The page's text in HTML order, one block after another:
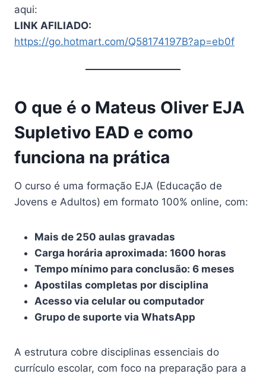
aqui:
LINK AFILIADO:
https://go.hotmart.com/Q58174197B?ap=eb0f
O que é o Mateus Oliver EJA
Supletivo EAD e como
funciona na prática
O curso é uma formação EJA (Educação de
Jovens e Adultos) em formato 100% online, com:
Mais de 250 aulas gravadas
Carga horária aproximada: 1600 horas
Tempo mínimo para conclusão: 6 meses
Apostilas completas por disciplina
Acesso via celular ou computador
Grupo de suporte via WhatsApp
A estrutura cobre disciplinas essenciais do
currículo escolar, com foco na preparação para a